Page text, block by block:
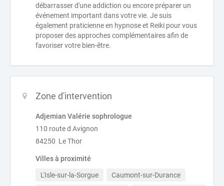
débarrasser d'une addiction ou encore préparer un
événement important dans votre vie. Je suis
également praticienne en hypnose et Reiki pour vous
proposer des approches complémentaires afin de
favoriser votre bien-être.
Zone d'intervention
Adjemian Valérie sophrologue
110 route d Avignon
84250 Le Thor
Villes à proximité
L'Isle-sur-la-Sorgue
Caumont-sur-Durance